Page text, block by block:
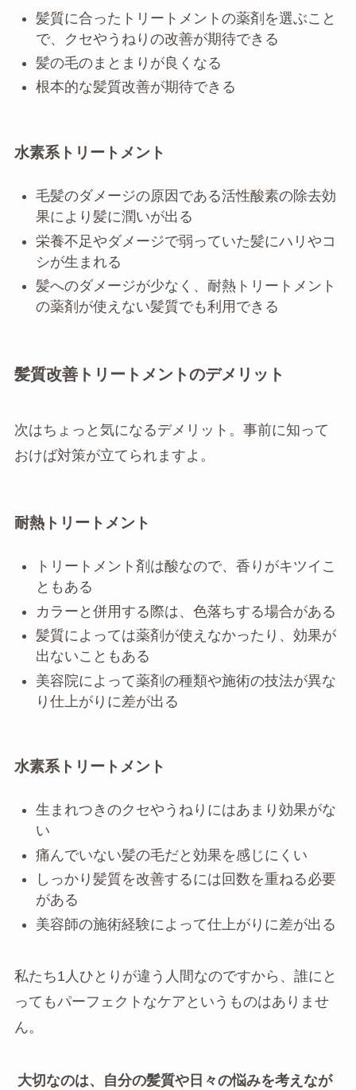
髪質に合ったトリートメントの薬剤を選ぶこと
で、クセやうねりの改善が期待できる
髪の毛のまとまりが良くなる
根本的な髪質改善が期待できる
水素系トリートメント
毛髪のダメージの原因である活性酸素の除去効
果により髪に潤いが出る
栄養不足やダメージで弱っていた髪にハリやコ
シが生まれる
髪へのダメージが少なく、耐熱トリートメント
の薬剤が使えない髪質でも利用できる
髪質改善トリートメントのデメリット
次はちょっと気になるデメリット。事前に知って
おけば対策が立てられますよ。
耐熱トリートメント
トリートメント剤は酸なので、香りがキツイこ
ともある
カラーと併用する際は、色落ちする場合がある
髪質によっては薬剤が使えなかったり、効果が
出ないこともある
美容院によって薬剤の種類や施術の技法が異な
り仕上がりに差が出る
水素系トリートメント
生まれつきのクセやうねりにはあまり効果がな
い
痛んでいない髪の毛だと効果を感じにくい
しっかり髪質を改善するには回数を重ねる必要
がある
美容師の施術経験によって仕上がりに差が出る
私たち1人ひとりが違う人間なのですから、誰にと
ってもパーフェクトなケアというものはありませ
ん。
大切なのは、自分の髪質や日々の悩みを考えなが